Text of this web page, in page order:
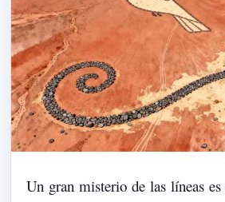
Un gran misterio de las líneas es